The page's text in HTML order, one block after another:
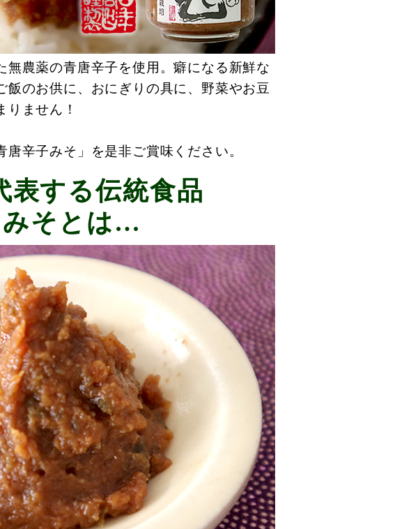
無農薬の青唐辛子を使用。癖になる新鮮な
のお供に、おにぎりの具に、野菜やお豆
ません！
辛子みそ」を是非ご賞味ください。
表する伝統食品
そとは…